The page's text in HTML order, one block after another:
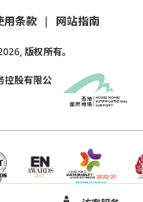
用条款 | 网站指南
, 版权所有。
控股有限公